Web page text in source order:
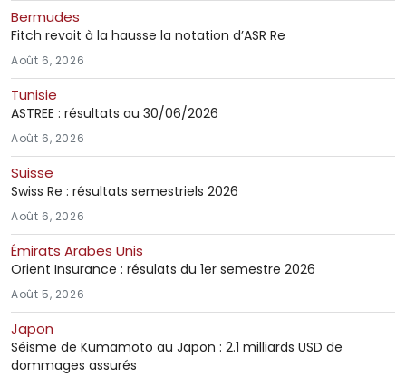
Bermudes
Fitch revoit à la hausse la notation d’ASR Re
Août 6, 2026
Tunisie
ASTREE : résultats au 30/06/2026
Août 6, 2026
Suisse
Swiss Re : résultats semestriels 2026
Août 6, 2026
Émirats Arabes Unis
Orient Insurance : résulats du 1er semestre 2026
Août 5, 2026
Japon
Séisme de Kumamoto au Japon : 2.1 milliards USD de
dommages assurés